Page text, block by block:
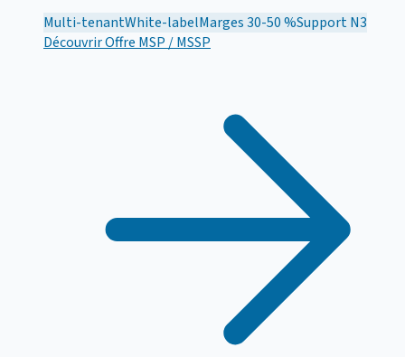
Multi-tenantWhite-labelMarges 30-50 %Support N3
DécouvrirOffre MSP / MSSP